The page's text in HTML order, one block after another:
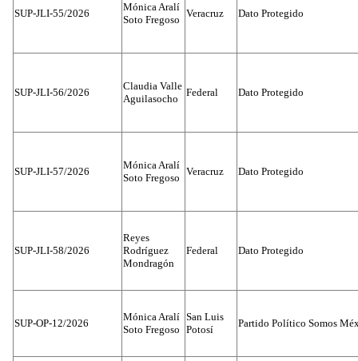
SUP-JLI-55/2026
Mónica Aralí
Soto Fregoso
Veracruz Dato Protegido
SUP-JLI-56/2026
Claudia Valle
Aguilasocho
Federal Dato Protegido
SUP-JLI-57/2026
Mónica Aralí
Soto Fregoso
Veracruz Dato Protegido
SUP-JLI-58/2026
Reyes
Rodríguez
Mondragón
Federal Dato Protegido
SUP-OP-12/2026
Mónica Aralí
Soto Fregoso
San Luis
Potosí
Partido Político Somos